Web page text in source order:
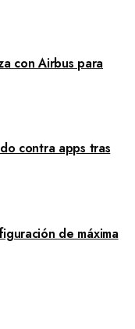
con Airbus para
contra apps tras
de máxima